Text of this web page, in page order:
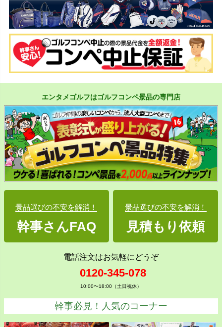
エンタメゴルフはゴルフコンペ景品の専門店
景品選びの不安を解消！
幹事さんFAQ
景品選びの不安を解消！
見積もり依頼
電話注文はお気軽にどうぞ
0120-345-078
10:00〜18:00（土日祝休）
幹事必見！人気のコーナー